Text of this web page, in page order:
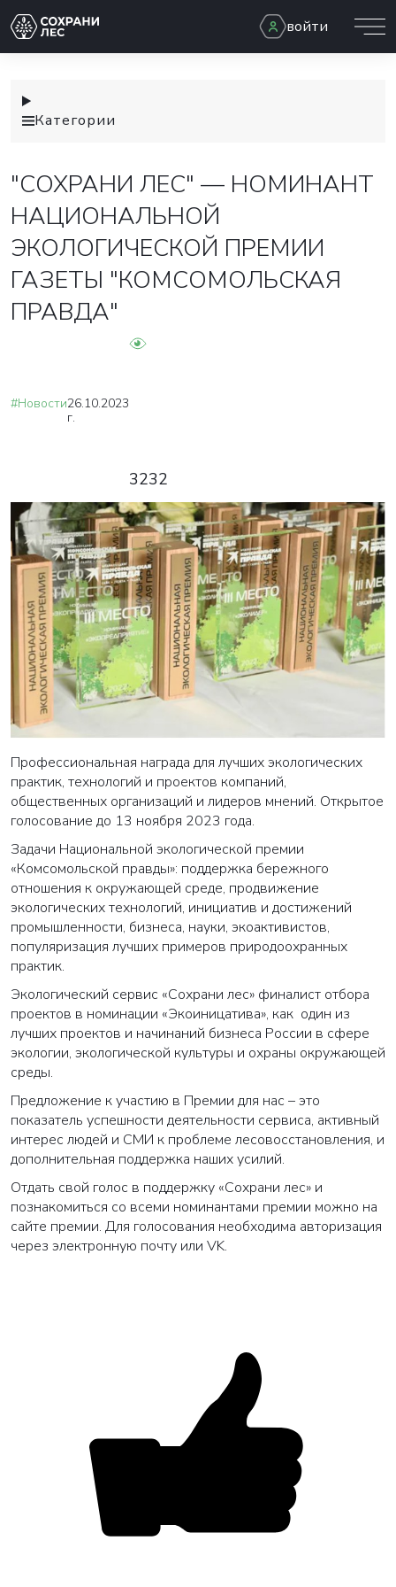
войти
Категории
"СОХРАНИ ЛЕС" — НОМИНАНТ
НАЦИОНАЛЬНОЙ
ЭКОЛОГИЧЕСКОЙ ПРЕМИИ
ГАЗЕТЫ "КОМСОМОЛЬСКАЯ
ПРАВДА"
#Новости26.10.2023
г.
3232
Профессиональная награда для лучших экологических
практик, технологий и проектов компаний,
общественных организаций и лидеров мнений. Открытое
голосование до 13 ноября 2023 года.
Задачи Национальной экологической премии
«Комсомольской правды»: поддержка бережного
отношения к окружающей среде, продвижение
экологических технологий, инициатив и достижений
промышленности, бизнеса, науки, экоактивистов,
популяризация лучших примеров природоохранных
практик.
Экологический сервис «Сохрани лес» финалист отбора
проектов в номинации «Экоиницатива», как один из
лучших проектов и начинаний бизнеса России в сфере
экологии, экологической культуры и охраны окружающей
среды.
Предложение к участию в Премии для нас – это
показатель успешности деятельности сервиса, активный
интерес людей и СМИ к проблеме лесовосстановления, и
дополнительная поддержка наших усилий.
Отдать свой голос в поддержку «Сохрани лес» и
познакомиться со всеми номинантами премии можно на
сайте премии. Для голосования необходима авторизация
через электронную почту или VK.